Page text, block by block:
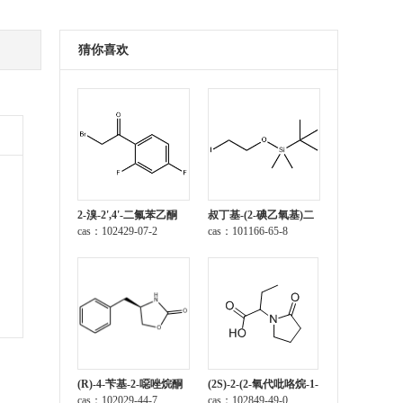
猜你喜欢
2-溴-2',4'-二氟苯乙酮
cas：102429-07-2
叔丁基-(2-碘乙氧基)二
甲基硅烷
cas：101166-65-8
(R)-4-苄基-2-噁唑烷酮
cas：102029-44-7
(2S)-2-(2-氧代吡咯烷-1-
基)丁酸
cas：102849-49-0